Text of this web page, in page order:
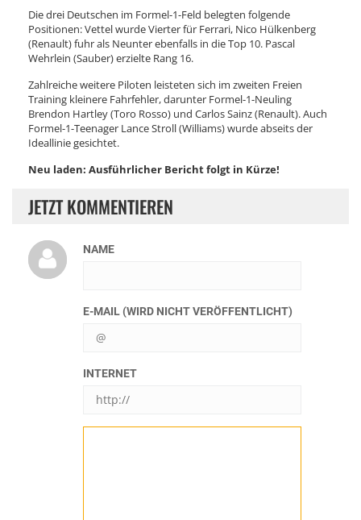
Die drei Deutschen im Formel-1-Feld belegten folgende
Positionen: Vettel wurde Vierter für Ferrari, Nico Hülkenberg
(Renault) fuhr als Neunter ebenfalls in die Top 10. Pascal
Wehrlein (Sauber) erzielte Rang 16.
Zahlreiche weitere Piloten leisteten sich im zweiten Freien
Training kleinere Fahrfehler, darunter Formel-1-Neuling
Brendon Hartley (Toro Rosso) und Carlos Sainz (Renault). Auch
Formel-1-Teenager Lance Stroll (Williams) wurde abseits der
Ideallinie gesichtet.
Neu laden: Ausführlicher Bericht folgt in Kürze!
JETZT KOMMENTIEREN
NAME
E-MAIL (WIRD NICHT VERÖFFENTLICHT)
INTERNET